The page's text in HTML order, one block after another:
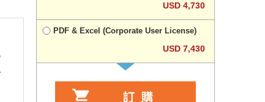
USD 4,730
PDF & Excel (Corporate User License)
USD 7,430